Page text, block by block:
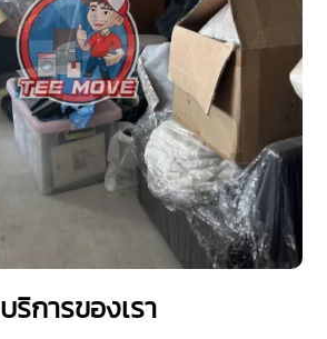
บริการของเรา